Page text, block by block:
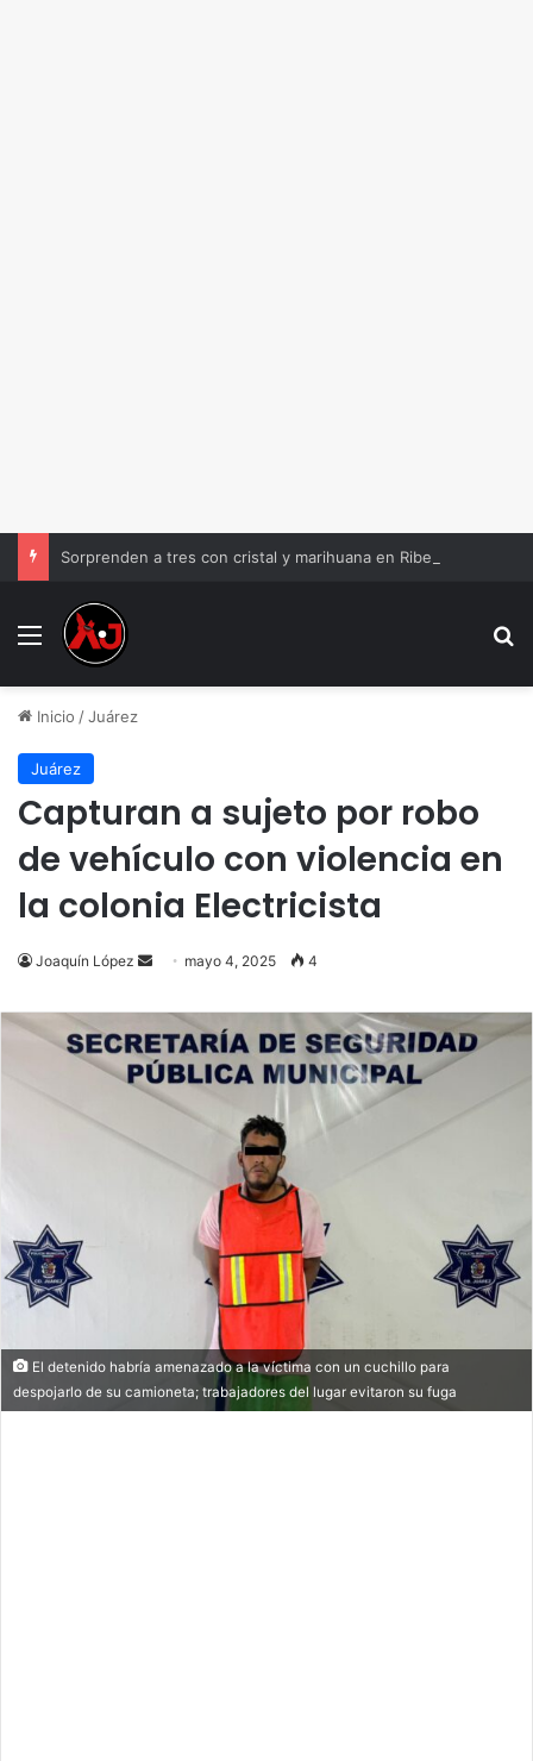
Menu
Inicio /Juárez
Juárez
Capturan a sujeto por robo
de vehículo con violencia en
la colonia Electricista
Joaquín López
Send
email
mayo 4, 2025 4
El detenido habría amenazado a la víctima con un cuchillo para
despojarlo de su camioneta; trabajadores del lugar evitaron su fuga